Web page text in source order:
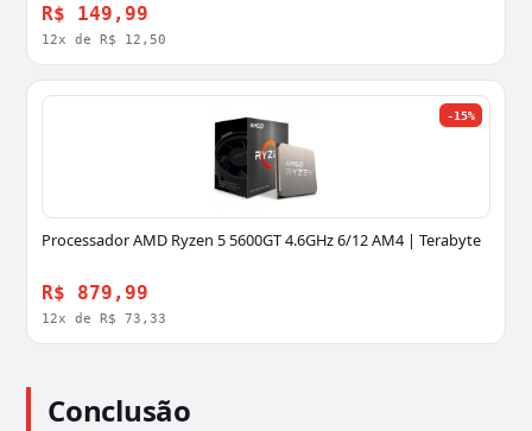
R$ 149,99
12x de R$ 12,50
-15%
Processador AMD Ryzen 5 5600GT 4.6GHz 6/12 AM4 | Terabyte
R$ 879,99
12x de R$ 73,33
Conclusão